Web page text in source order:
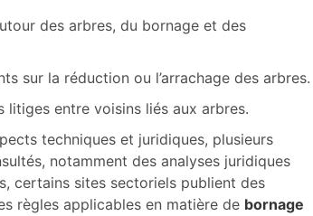
des arbres, du bornage et des
sur la réduction ou l’arrachage des arbres.
entre voisins liés aux arbres.
techniques et juridiques, plusieurs
notamment des analyses juridiques
certains sites sectoriels publient des
règles applicables en matière de bornage